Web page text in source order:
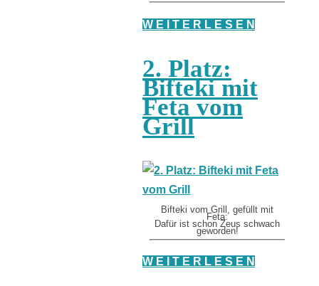
W E I T E R L E S E N
2. Platz:
Bifteki mit
Feta vom
Grill
Bifteki vom Grill, gefüllt mit
Feta:
Dafür ist schon Zeus schwach
geworden!
W E I T E R L E S E N